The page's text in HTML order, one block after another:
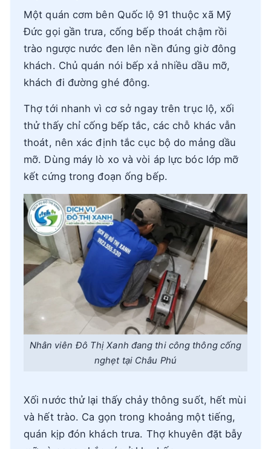
Một quán cơm bên Quốc lộ 91 thuộc xã Mỹ
Đức gọi gần trưa, cống bếp thoát chậm rồi
trào ngược nước đen lên nền đúng giờ đông
khách. Chủ quán nói bếp xả nhiều dầu mỡ,
khách đi đường ghé đông.
Thợ tới nhanh vì cơ sở ngay trên trục lộ, xối
thử thấy chỉ cống bếp tắc, các chỗ khác vẫn
thoát, nên xác định tắc cục bộ do mảng dầu
mỡ. Dùng máy lò xo và vòi áp lực bóc lớp mỡ
kết cứng trong đoạn ống bếp.
Nhân viên Đô Thị Xanh đang thi công thông cống
nghẹt tại Châu Phú
Xối nước thử lại thấy chảy thông suốt, hết mùi
và hết trào. Ca gọn trong khoảng một tiếng,
quán kịp đón khách trưa. Thợ khuyên đặt bẫy